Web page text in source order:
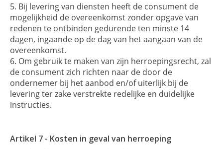
Bij levering van diensten heeft de consument de
mogelijkheid de overeenkomst zonder opgave van
redenen te ontbinden gedurende ten minste 14
dagen, ingaande op de dag van het aangaan van de
overeenkomst.
Om gebruik te maken van zijn herroepingsrecht, zal
de consument zich richten naar de door de
ondernemer bij het aanbod en/of uiterlijk bij de
levering ter zake verstrekte redelijke en duidelijke
instructies.
Artikel 7 - Kosten in geval van herroeping